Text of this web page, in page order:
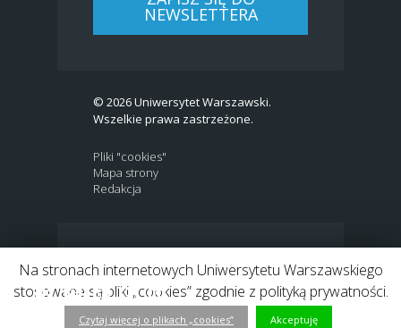
NEWSLETTERA
© 2026 Uniwersytet Warszawski.
Wszelkie prawa zastrzeżone.
Pliki "cookies"
Mapa strony
Redakcja
Link do profilu Facebook
Link to Twitter profile
Link do kanału Youtube
Link do profilu Instagram
Link do profilu LinkedIn
Na stronach internetowych Uniwersytetu Warszawskiego
stosowane są pliki „cookies” zgodnie z polityką prywatności.
Czytaj więcej o plikach „cookies” Akceptuję